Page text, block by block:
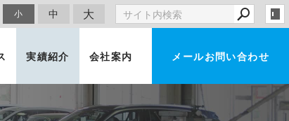
小 中 大
実績紹介 会社案内 メールお問い合わせ